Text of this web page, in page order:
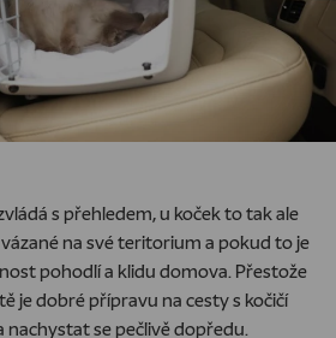
s přehledem, u koček to tak ale
na své teritorium a pokud to je
pohodlí a klidu domova. Přestože
je dobré přípravu na cesty s kočičí
nachystat se pečlivě dopředu.